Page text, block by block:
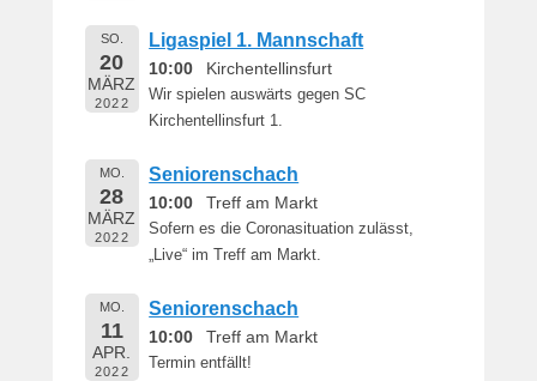
SO.
20
MÄRZ
2022
Ligaspiel 1. Mannschaft
10:00 Kirchentellinsfurt
Wir spielen auswärts gegen SC
Kirchentellinsfurt 1.
MO.
28
MÄRZ
2022
Seniorenschach
10:00 Treff am Markt
Sofern es die Coronasituation zulässt,
„Live“ im Treff am Markt.
MO.
11
APR.
2022
Seniorenschach
10:00 Treff am Markt
Termin entfällt!